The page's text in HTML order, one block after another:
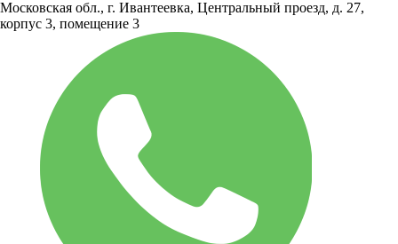
Московская обл., г. Ивантеевка, Центральный проезд, д. 27,
корпус 3, помещение 3